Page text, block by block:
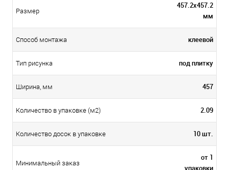
Размер
457.2х457.2
мм
Способ монтажа клеевой
Тип рисунка под плитку
Ширина, мм 457
Количество в упаковке (м2) 2.09
Количество досок в упаковке 10 шт.
Минимальный заказ
от 1
упаковки